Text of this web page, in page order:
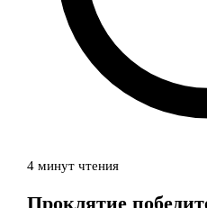
4 минут чтения
Проклятие